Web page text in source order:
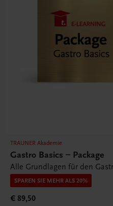
TRAUNER Akademie
Gastro Basics – Package
Alle Grundlagen für den
SPAREN SIE MEHR ALS 20%
€ 89,50